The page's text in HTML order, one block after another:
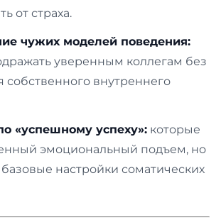
от страха.
чужих моделей поведения:
уверенным коллегам без
собственного внутреннего
«успешному успеху»: которые
эмоциональный подъем, но
настройки соматических